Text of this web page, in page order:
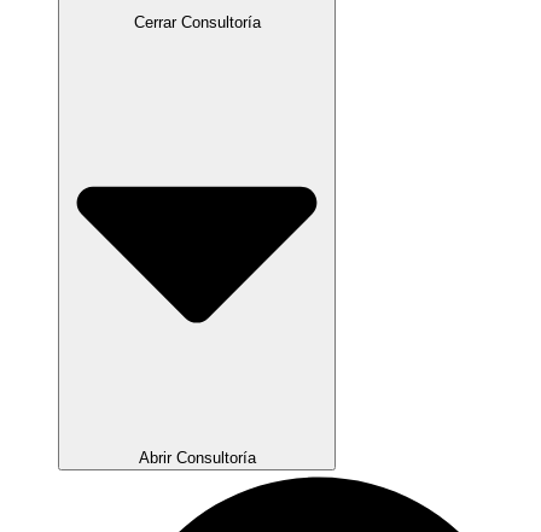
Cerrar Consultoría
Abrir Consultoría